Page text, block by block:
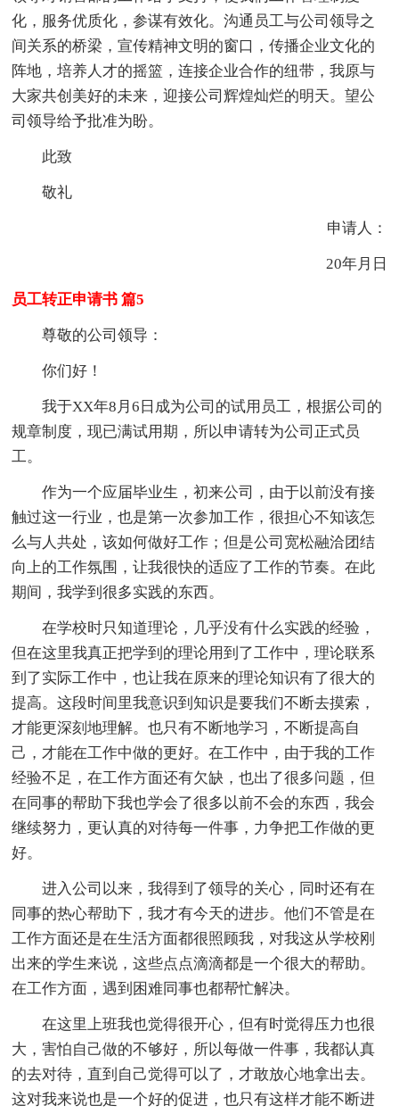
化，服务优质化，参谋有效化。沟通员工与公司领导之
间关系的桥梁，宣传精神文明的窗口，传播企业文化的
阵地，培养人才的摇篮，连接企业合作的纽带，我原与
大家共创美好的未来，迎接公司辉煌灿烂的明天。望公
司领导给予批准为盼。
此致
敬礼
申请人：
20年月日
员工转正申请书 篇5
尊敬的公司领导：
你们好！
我于XX年8月6日成为公司的试用员工，根据公司的
规章制度，现已满试用期，所以申请转为公司正式员
工。
作为一个应届毕业生，初来公司，由于以前没有接
触过这一行业，也是第一次参加工作，很担心不知该怎
么与人共处，该如何做好工作；但是公司宽松融洽团结
向上的工作氛围，让我很快的适应了工作的节奏。在此
期间，我学到很多实践的东西。
在学校时只知道理论，几乎没有什么实践的经验，
但在这里我真正把学到的理论用到了工作中，理论联系
到了实际工作中，也让我在原来的理论知识有了很大的
提高。这段时间里我意识到知识是要我们不断去摸索，
才能更深刻地理解。也只有不断地学习，不断提高自
己，才能在工作中做的更好。在工作中，由于我的工作
经验不足，在工作方面还有欠缺，也出了很多问题，但
在同事的帮助下我也学会了很多以前不会的东西，我会
继续努力，更认真的对待每一件事，力争把工作做的更
好。
进入公司以来，我得到了领导的关心，同时还有在
同事的热心帮助下，我才有今天的进步。他们不管是在
工作方面还是在生活方面都很照顾我，对我这从学校刚
出来的学生来说，这些点点滴滴都是一个很大的帮助。
在工作方面，遇到困难同事也都帮忙解决。
在这里上班我也觉得很开心，但有时觉得压力也很
大，害怕自己做的不够好，所以每做一件事，我都认真
的去对待，直到自己觉得可以了，才敢放心地拿出去。
这对我来说也是一个好的促进，也只有这样才能不断进